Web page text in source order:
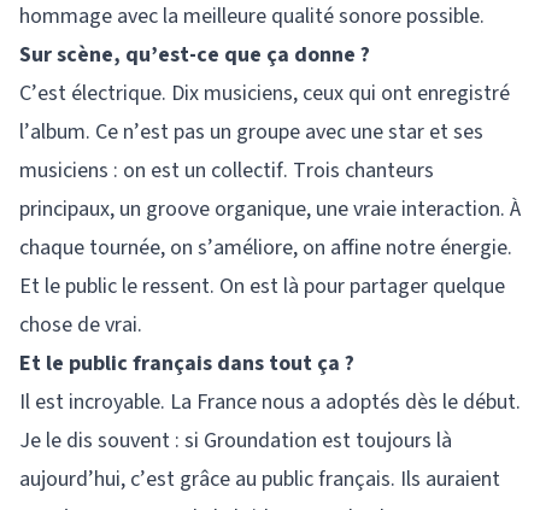
hommage avec la meilleure qualité sonore possible.
Sur scène, qu’est-ce que ça donne ?
C’est électrique. Dix musiciens, ceux qui ont enregistré
l’album. Ce n’est pas un groupe avec une star et ses
musiciens : on est un collectif. Trois chanteurs
principaux, un groove organique, une vraie interaction. À
chaque tournée, on s’améliore, on affine notre énergie.
Et le public le ressent. On est là pour partager quelque
chose de vrai.
Et le public français dans tout ça ?
Il est incroyable. La France nous a adoptés dès le début.
Je le dis souvent : si Groundation est toujours là
aujourd’hui, c’est grâce au public français. Ils auraient